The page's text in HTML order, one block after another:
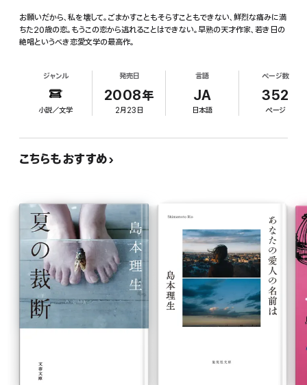
お願いだから、私を壊して。ごまかすこともそらすこともできない、鮮烈な痛みに満
ちた20歳の恋。もうこの恋から逃れることはできない。早熟の天才作家、若き日の
絶唱というべき恋愛文学の最高作。
ジャンル
小説／文学
発売日
2008年
2月23日
言語
JA
日本語
ページ数
352
ページ
こちらもおすすめ